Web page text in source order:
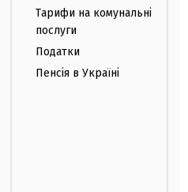
Тарифи на комунальні
послуги
Податки
Пенсія в Україні